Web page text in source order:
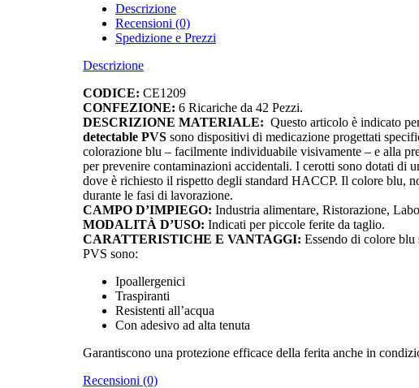
da
42
cerotti
dispenser
quantità
Descrizione
Recensioni (0)
Spedizione e Prezzi
Descrizione
CODICE: CE1209
CONFEZIONE: 6 Ricariche da 42 Pezzi.
DESCRIZIONE MATERIALE: Questo articolo è indicato
detectable PVS sono dispositivi di medicazione progettati
colorazione blu – facilmente individuabile visivamente – e alla
per prevenire contaminazioni accidentali. I cerotti sono dotati di
dove è richiesto il rispetto degli standard HACCP. Il colore blu,
durante le fasi di lavorazione.
CAMPO D’IMPIEGO: Industria alimentare, Ristorazione,
MODALITÀ D’USO: Indicati per piccole ferite da taglio.
CARATTERISTICHE E VANTAGGI: Essendo di colore
PVS sono:
Ipoallergenici
Traspiranti
Resistenti all’acqua
Con adesivo ad alta tenuta
Garantiscono una protezione efficace della ferita anche in
Recensioni (0)